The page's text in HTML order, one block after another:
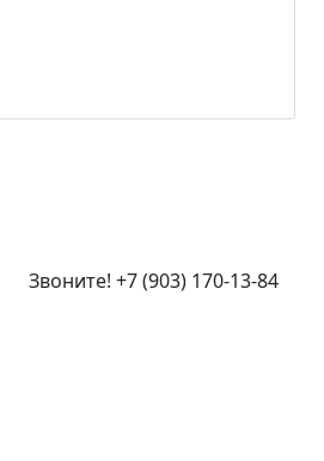
Звоните! +7 (903) 170-13-84